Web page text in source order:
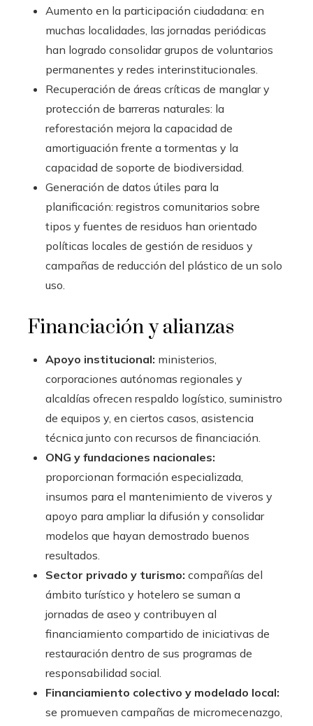
Aumento en la participación ciudadana: en
muchas localidades, las jornadas periódicas
han logrado consolidar grupos de voluntarios
permanentes y redes interinstitucionales.
Recuperación de áreas críticas de manglar y
protección de barreras naturales: la
reforestación mejora la capacidad de
amortiguación frente a tormentas y la
capacidad de soporte de biodiversidad.
Generación de datos útiles para la
planificación: registros comunitarios sobre
tipos y fuentes de residuos han orientado
políticas locales de gestión de residuos y
campañas de reducción del plástico de un solo
uso.
Financiación y alianzas
Apoyo institucional: ministerios,
corporaciones autónomas regionales y
alcaldías ofrecen respaldo logístico, suministro
de equipos y, en ciertos casos, asistencia
técnica junto con recursos de financiación.
ONG y fundaciones nacionales:
proporcionan formación especializada,
insumos para el mantenimiento de viveros y
apoyo para ampliar la difusión y consolidar
modelos que hayan demostrado buenos
resultados.
Sector privado y turismo: compañías del
ámbito turístico y hotelero se suman a
jornadas de aseo y contribuyen al
financiamiento compartido de iniciativas de
restauración dentro de sus programas de
responsabilidad social.
Financiamiento colectivo y modelado local:
se promueven campañas de micromecenazgo,